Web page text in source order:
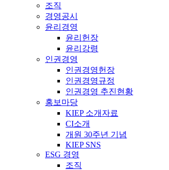
조직
경영공시
윤리경영
윤리헌장
윤리강령
인권경영
인권경영헌장
인권경영규정
인권경영 추진현황
홍보마당
KIEP 소개자료
CI소개
개원 30주년 기념
KIEP SNS
ESG 경영
조직